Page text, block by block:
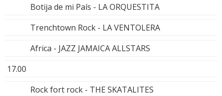
Botija de mi País - LA ORQUESTITA
Trenchtown Rock - LA VENTOLERA
Africa - JAZZ JAMAICA ALLSTARS
17.00
Rock fort rock - THE SKATALITES